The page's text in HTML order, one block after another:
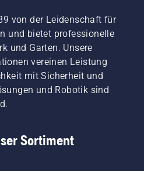
von der Leidenschaft für
und bietet professionelle
und Garten. Unsere
vereinen Leistung
mit Sicherheit und
und Robotik sind
Sortiment